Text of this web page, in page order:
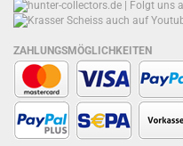
ZAHLUNGSMÖGLICHKEITEN